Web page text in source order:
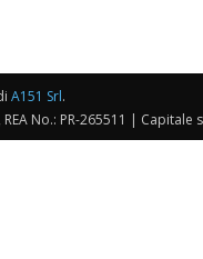
A151 Srl.
No.: PR-265511 |